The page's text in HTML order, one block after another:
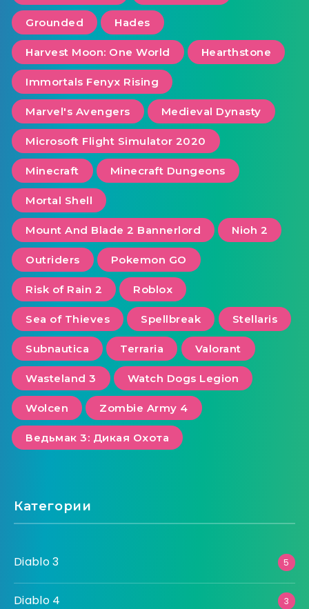
Grounded Hades
Harvest Moon: One World Hearthstone
Immortals Fenyx Rising
Marvel's Avengers Medieval Dynasty
Microsoft Flight Simulator 2020
Minecraft Minecraft Dungeons
Mortal Shell
Mount And Blade 2 Bannerlord Nioh 2
Outriders Pokemon GO
Risk of Rain 2 Roblox
Sea of ​​Thieves Spellbreak Stellaris
Subnautica Terraria Valorant
Wasteland 3 Watch Dogs Legion
Wolcen Zombie Army 4
Ведьмак 3: Дикая Охота
Категории
Diablo 3 5
Diablo 4 3